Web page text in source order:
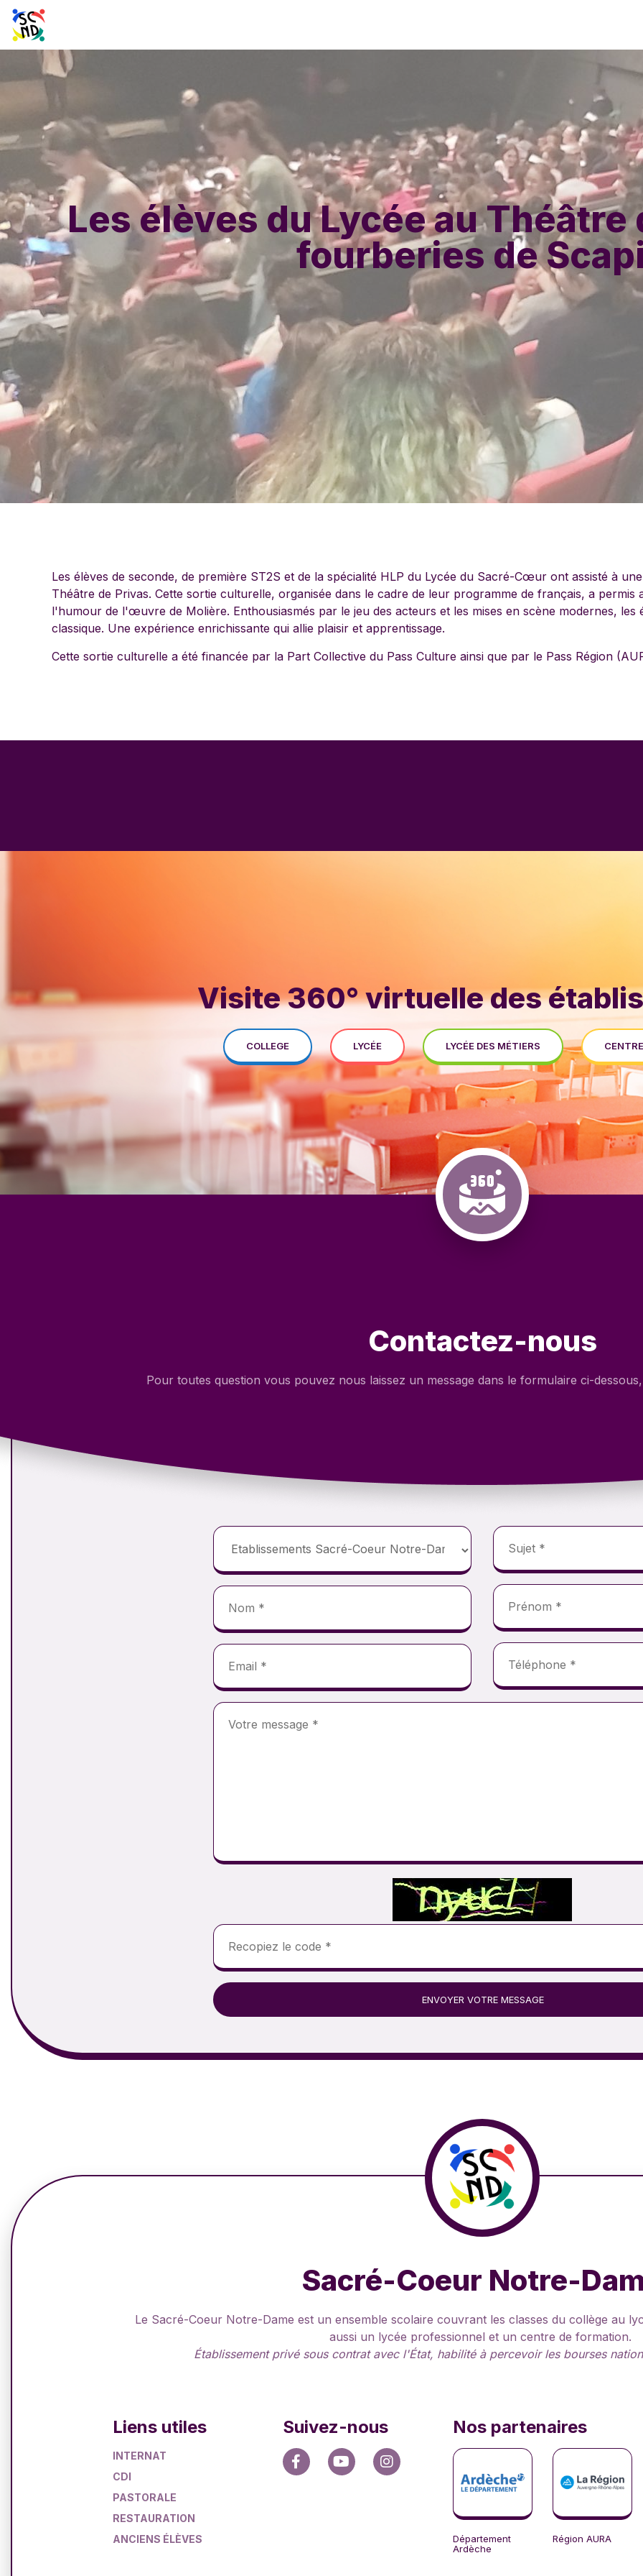
Les élèves du Lycée au Théâtre
fourberies de
Les élèves de seconde, de première ST2S et de la spécialité HLP du Lycée du Sacré-Cœur ont assisté à
Théâtre de Privas. Cette sortie culturelle, organisée dans le cadre de leur programme de français, a
l'humour de l'œuvre de Molière. Enthousiasmés par le jeu des acteurs et les mises en scène modernes,
classique. Une expérience enrichissante qui allie plaisir et apprentissage.
Cette sortie culturelle a été financée par la Part Collective du Pass Culture ainsi que par le Pass Région
Visite 360° virtuelle des
COLLEGE LYCÉE LYCÉE DES MÉTIERS
Contactez-nous
Pour toutes question vous pouvez nous laissez un message dans le formulaire ci-
ENVOYER VOTRE MESSAGE
Sacré-Coeur Notre-
Le Sacré-Coeur Notre-Dame est un ensemble scolaire couvrant les classes du collège au
aussi un lycée professionnel et un centre de formation.
Établissement privé sous contrat avec l'État, habilité à percevoir les bourses
Liens utiles
INTERNAT
CDI
PASTORALE
RESTAURATION
ANCIENS ÉLÈVES
Suivez-nous Nos partenaires
Département
Ardèche
Région AURA